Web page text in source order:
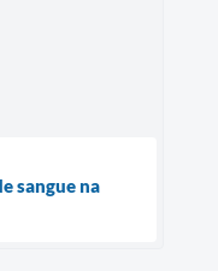
sangue na